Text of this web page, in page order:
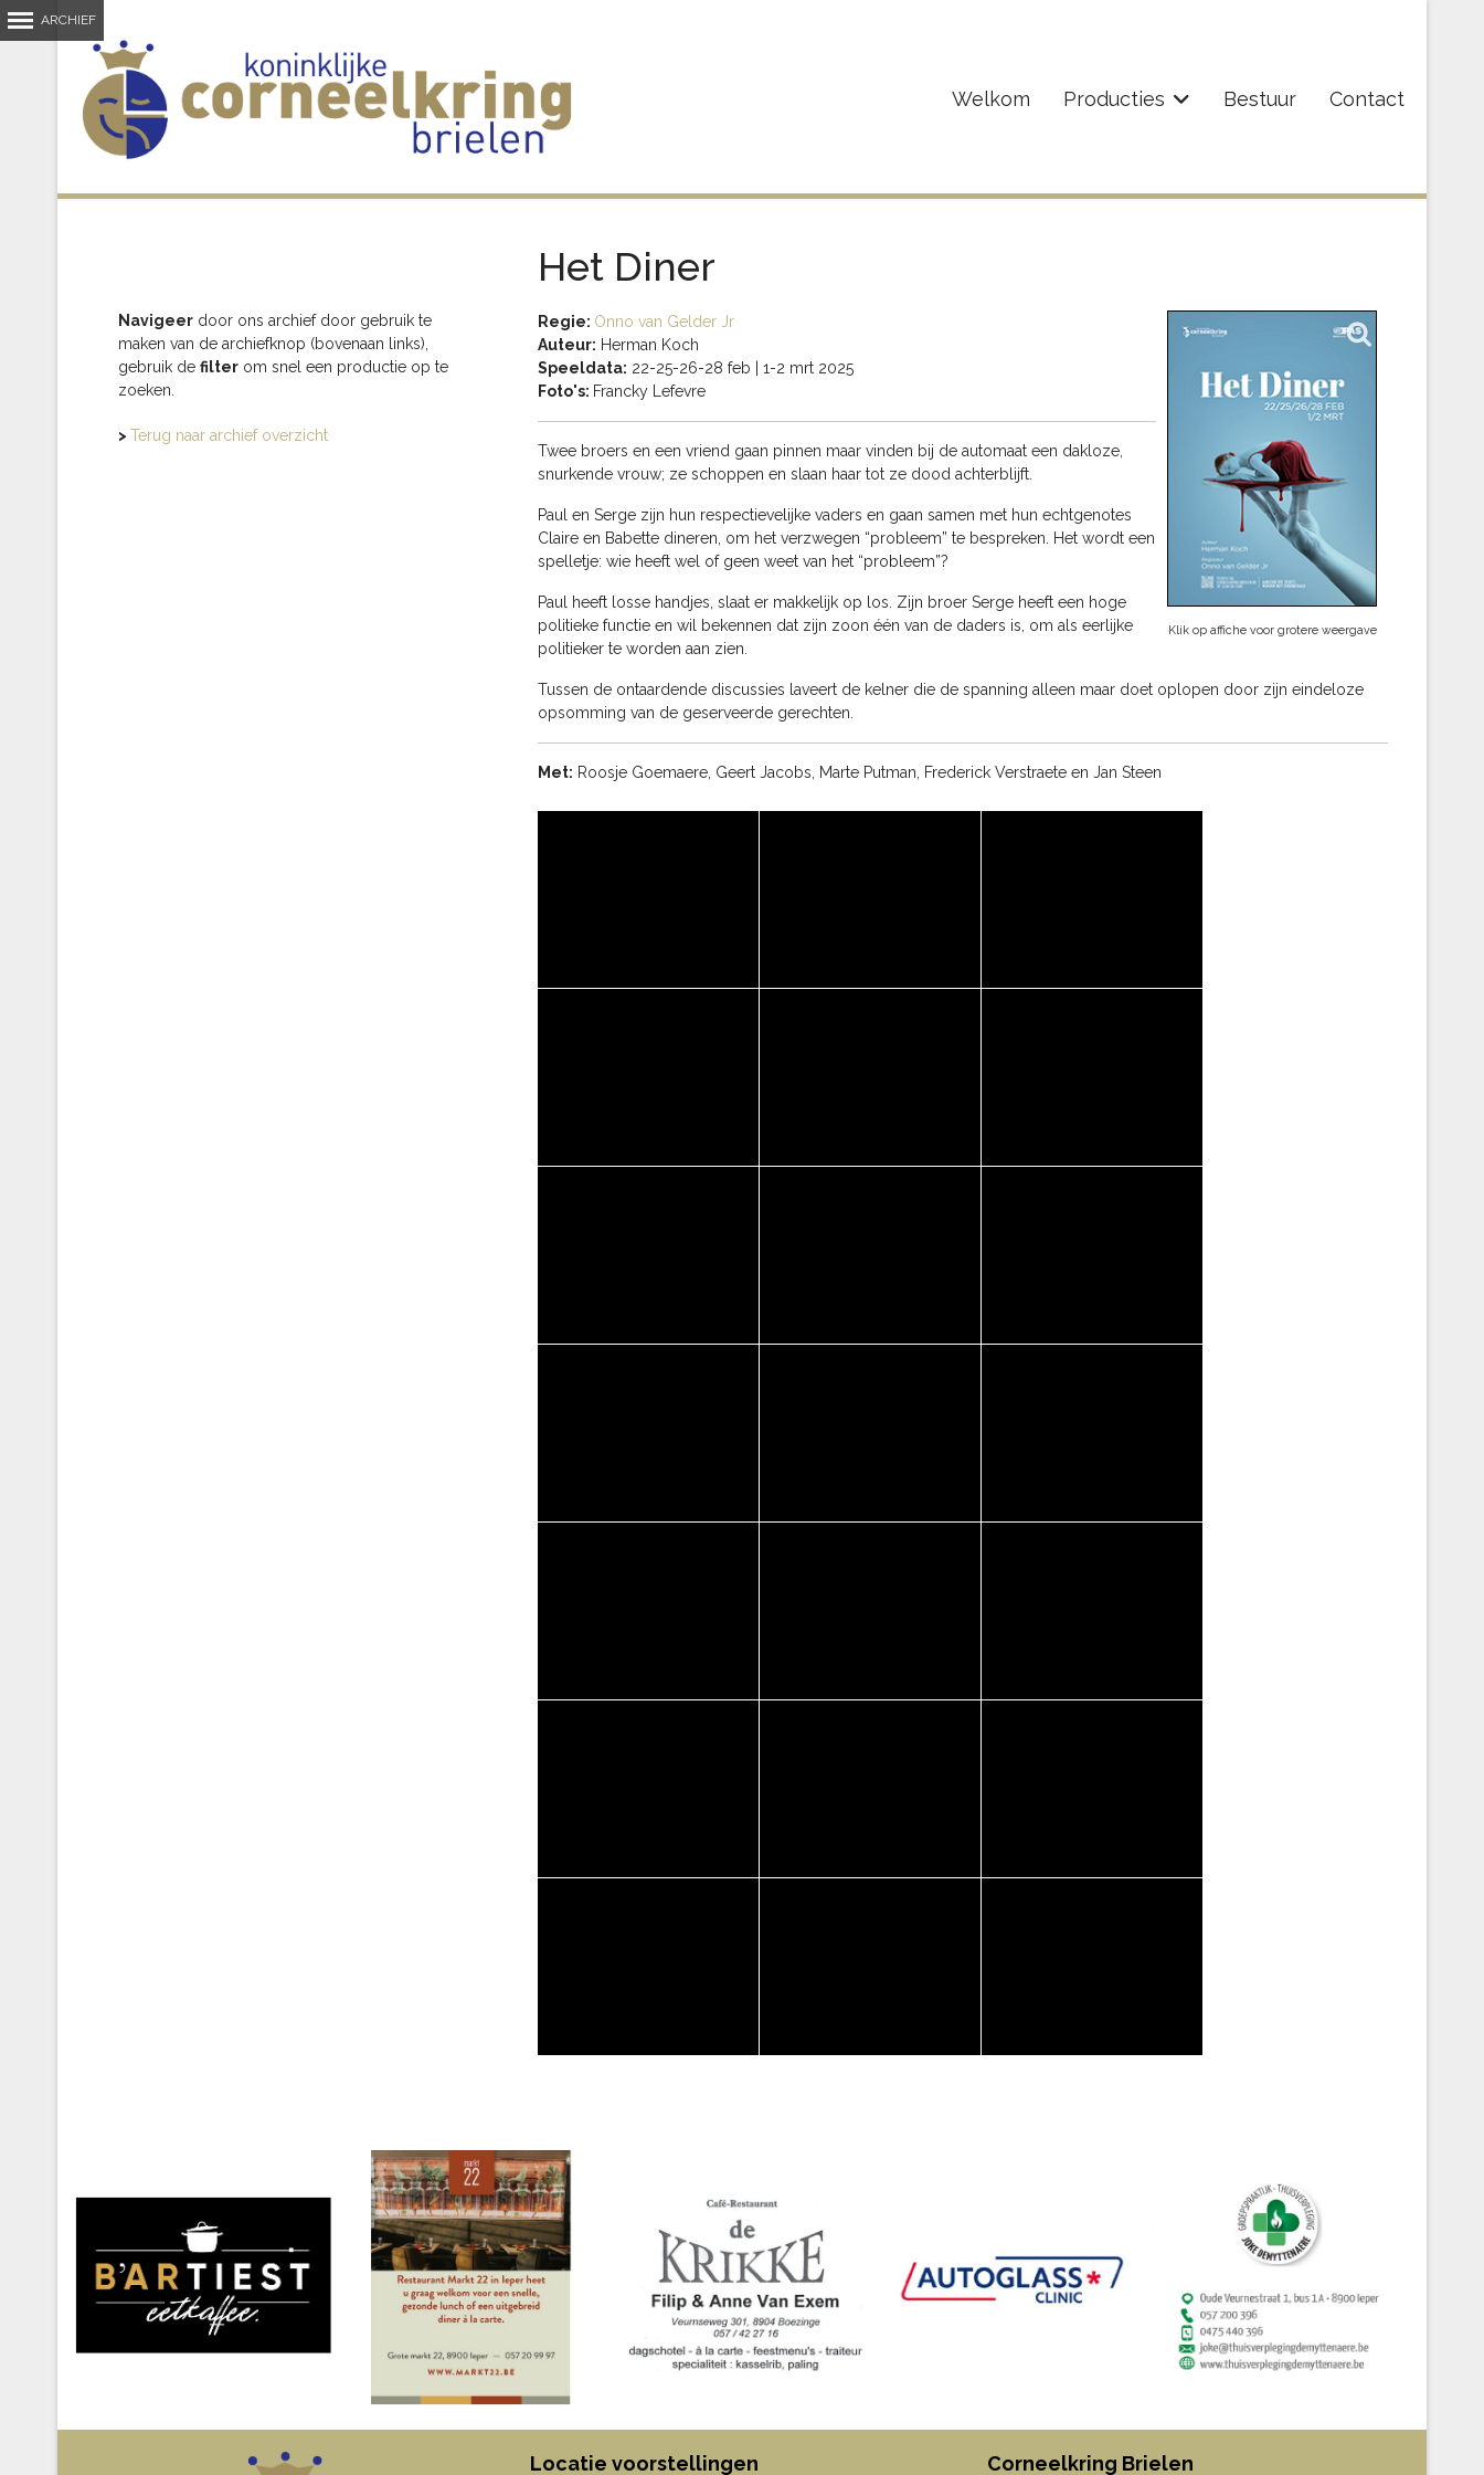
Welkom Producties Bestuur Contact
Navigeer door ons archief door gebruik te
maken van de archiefknop (bovenaan links),
gebruik de filter om snel een productie op te
zoeken.
> Terug naar archief overzicht
Het Diner
Klik op affiche voor grotere weergave
Regie: Onno van Gelder Jr
Auteur: Herman Koch
Speeldata: 22-25-26-28 feb | 1-2 mrt 2025
Foto's: Francky Lefevre
Twee broers en een vriend gaan pinnen maar vinden bij de automaat een dakloze,
snurkende vrouw; ze schoppen en slaan haar tot ze dood achterblijft.
Paul en Serge zijn hun respectievelijke vaders en gaan samen met hun echtgenotes
Claire en Babette dineren, om het verzwegen “probleem” te bespreken. Het wordt een
spelletje: wie heeft wel of geen weet van het “probleem”?
Paul heeft losse handjes, slaat er makkelijk op los. Zijn broer Serge heeft een hoge
politieke functie en wil bekennen dat zijn zoon één van de daders is, om als eerlijke
politieker te worden aan zien.
Tussen de ontaardende discussies laveert de kelner die de spanning alleen maar doet oplopen door zijn eindeloze
opsomming van de geserveerde gerechten.
Met: Roosje Goemaere, Geert Jacobs, Marte Putman, Frederick Verstraete en Jan Steen
Locatie voorstellingen Corneelkring Brielen